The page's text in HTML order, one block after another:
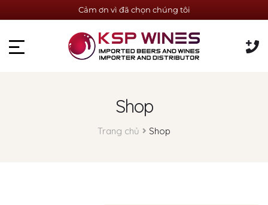
Cảm ơn vì đã chọn chúng tôi
Shop
Trang chủ Shop